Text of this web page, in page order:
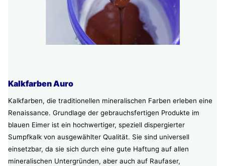
Kalkfarben Auro
Kalkfarben, die traditionellen mineralischen Farben erleben eine
Renaissance. Grundlage der gebrauchsfertigen Produkte im
blauen Eimer ist ein hochwertiger, speziell dispergierter
Sumpfkalk von ausgewählter Qualität. Sie sind universell
einsetzbar, da sie sich durch eine gute Haftung auf allen
mineralischen Untergründen, aber auch auf Raufaser,